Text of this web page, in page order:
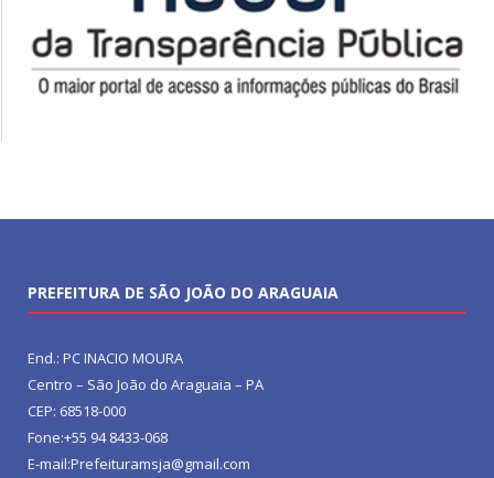
PREFEITURA DE SÃO JOÃO DO ARAGUAIA
End.: PC INACIO MOURA
Centro – São João do Araguaia – PA
CEP: 68518-000
Fone:+55 94 8433-068
E-mail:Prefeituramsja@gmail.com